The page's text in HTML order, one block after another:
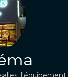
l'équipement,